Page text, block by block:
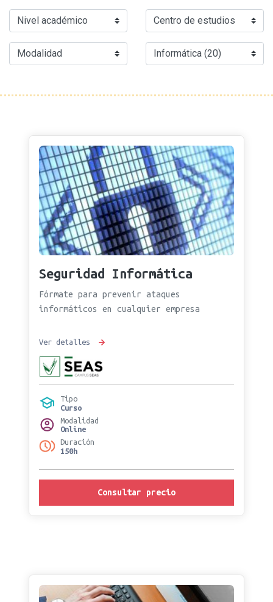
Seguridad Informática
Fórmate para prevenir ataques
informáticos en cualquier empresa
Ver detalles
Tipo
Curso
Modalidad
Online
Duración
150h
Consultar precio